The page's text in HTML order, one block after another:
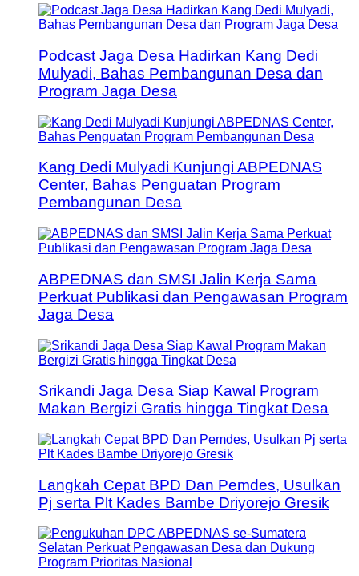
Podcast Jaga Desa Hadirkan Kang Dedi
Mulyadi, Bahas Pembangunan Desa dan
Program Jaga Desa
Kang Dedi Mulyadi Kunjungi ABPEDNAS
Center, Bahas Penguatan Program
Pembangunan Desa
ABPEDNAS dan SMSI Jalin Kerja Sama
Perkuat Publikasi dan Pengawasan Program
Jaga Desa
Srikandi Jaga Desa Siap Kawal Program
Makan Bergizi Gratis hingga Tingkat Desa
Langkah Cepat BPD Dan Pemdes, Usulkan
Pj serta Plt Kades Bambe Driyorejo Gresik